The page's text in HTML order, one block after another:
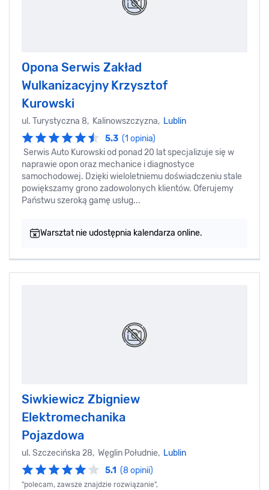
Opona Serwis Zakład
Wulkanizacyjny Krzysztof
Kurowski
ul. Turystyczna 8, Kalinowszczyzna, Lublin
5.3 (1 opinia)
Serwis Auto Kurowski od ponad 20 lat specjalizuje się w
naprawie opon oraz mechanice i diagnostyce
samochodowej. Dzięki wieloletniemu doświadczeniu stale
powiększamy grono zadowolonych klientów. Oferujemy
Państwu szeroką gamę usług...
Warsztat nie udostępnia kalendarza online.
Siwkiewicz Zbigniew
Elektromechanika
Pojazdowa
ul. Szczecińska 28, Węglin Południe, Lublin
5.1 (8 opinii)
"polecam, zawsze znajdzie rozwiązanie",